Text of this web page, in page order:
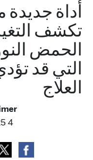
أداة جديدة
تكشف
الحمض
التي قد
العلاج
4 August 2025